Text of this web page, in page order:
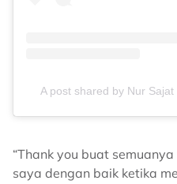
A post shared by Nur
“Thank you buat
saya dengan baik ketika